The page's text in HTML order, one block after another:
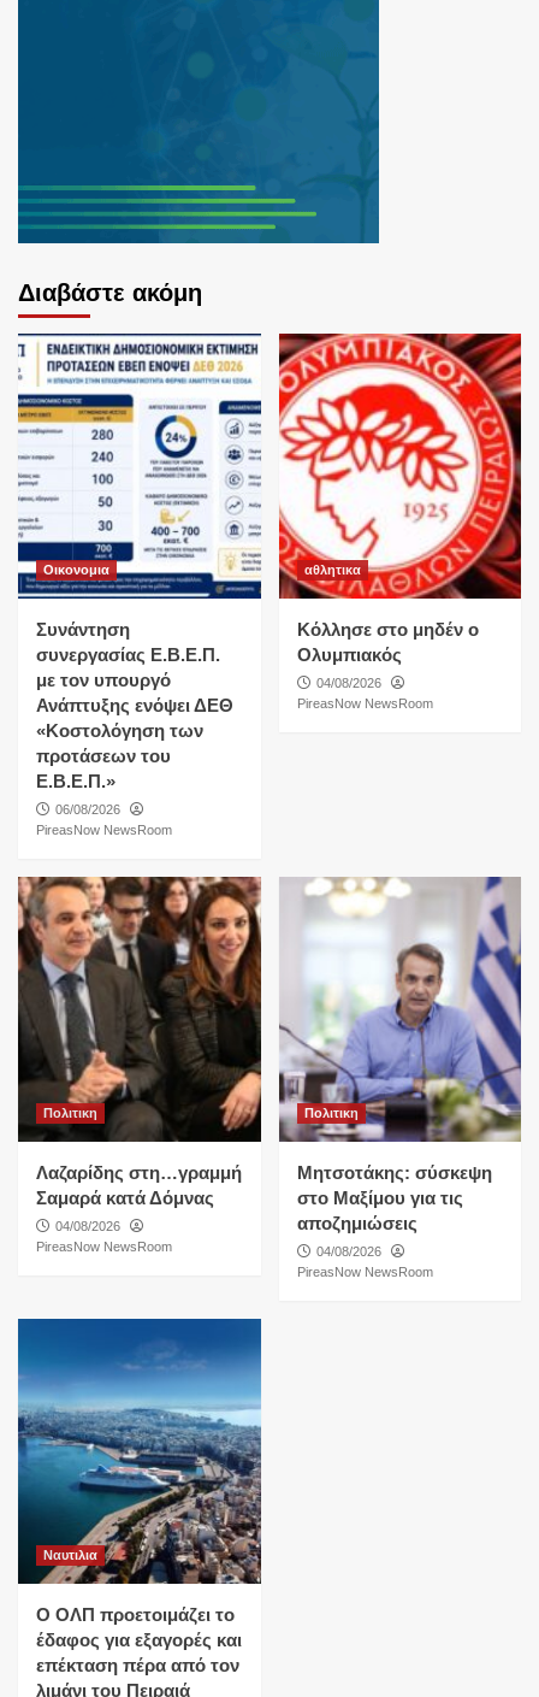
Διαβάστε ακόμη
Οικονομια
Συνάντηση
συνεργασίας Ε.Β.Ε.Π.
με τον υπουργό
Ανάπτυξης ενόψει ΔΕΘ
«Κοστολόγηση των
προτάσεων του
Ε.Β.Ε.Π.»
06/08/2026
PireasNow NewsRoom
αθλητικα
Κόλλησε στο μηδέν ο
Ολυμπιακός
04/08/2026
PireasNow NewsRoom
Πολιτικη
Λαζαρίδης στη…γραμμή
Σαμαρά κατά Δόμνας
04/08/2026
PireasNow NewsRoom
Πολιτικη
Μητσοτάκης: σύσκεψη
στο Μαξίμου για τις
αποζημιώσεις
04/08/2026
PireasNow NewsRoom
Ναυτιλια
O ΟΛΠ προετοιμάζει το
έδαφος για εξαγορές και
επέκταση πέρα από τον
λιμάνι του Πειραιά